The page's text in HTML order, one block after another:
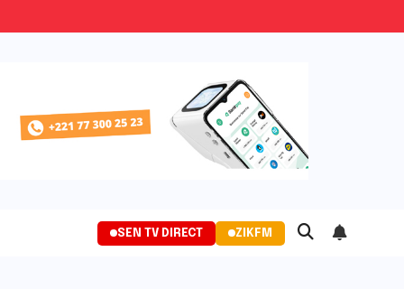
SEN TV DIRECT ZIKFM